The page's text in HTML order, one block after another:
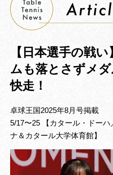
【日本選手の戦
ムも落とさずメ
快走！
卓球王国2025年8月号掲載
5/17〜25 【カタール・ドー
ナ＆カタール大学体育館】